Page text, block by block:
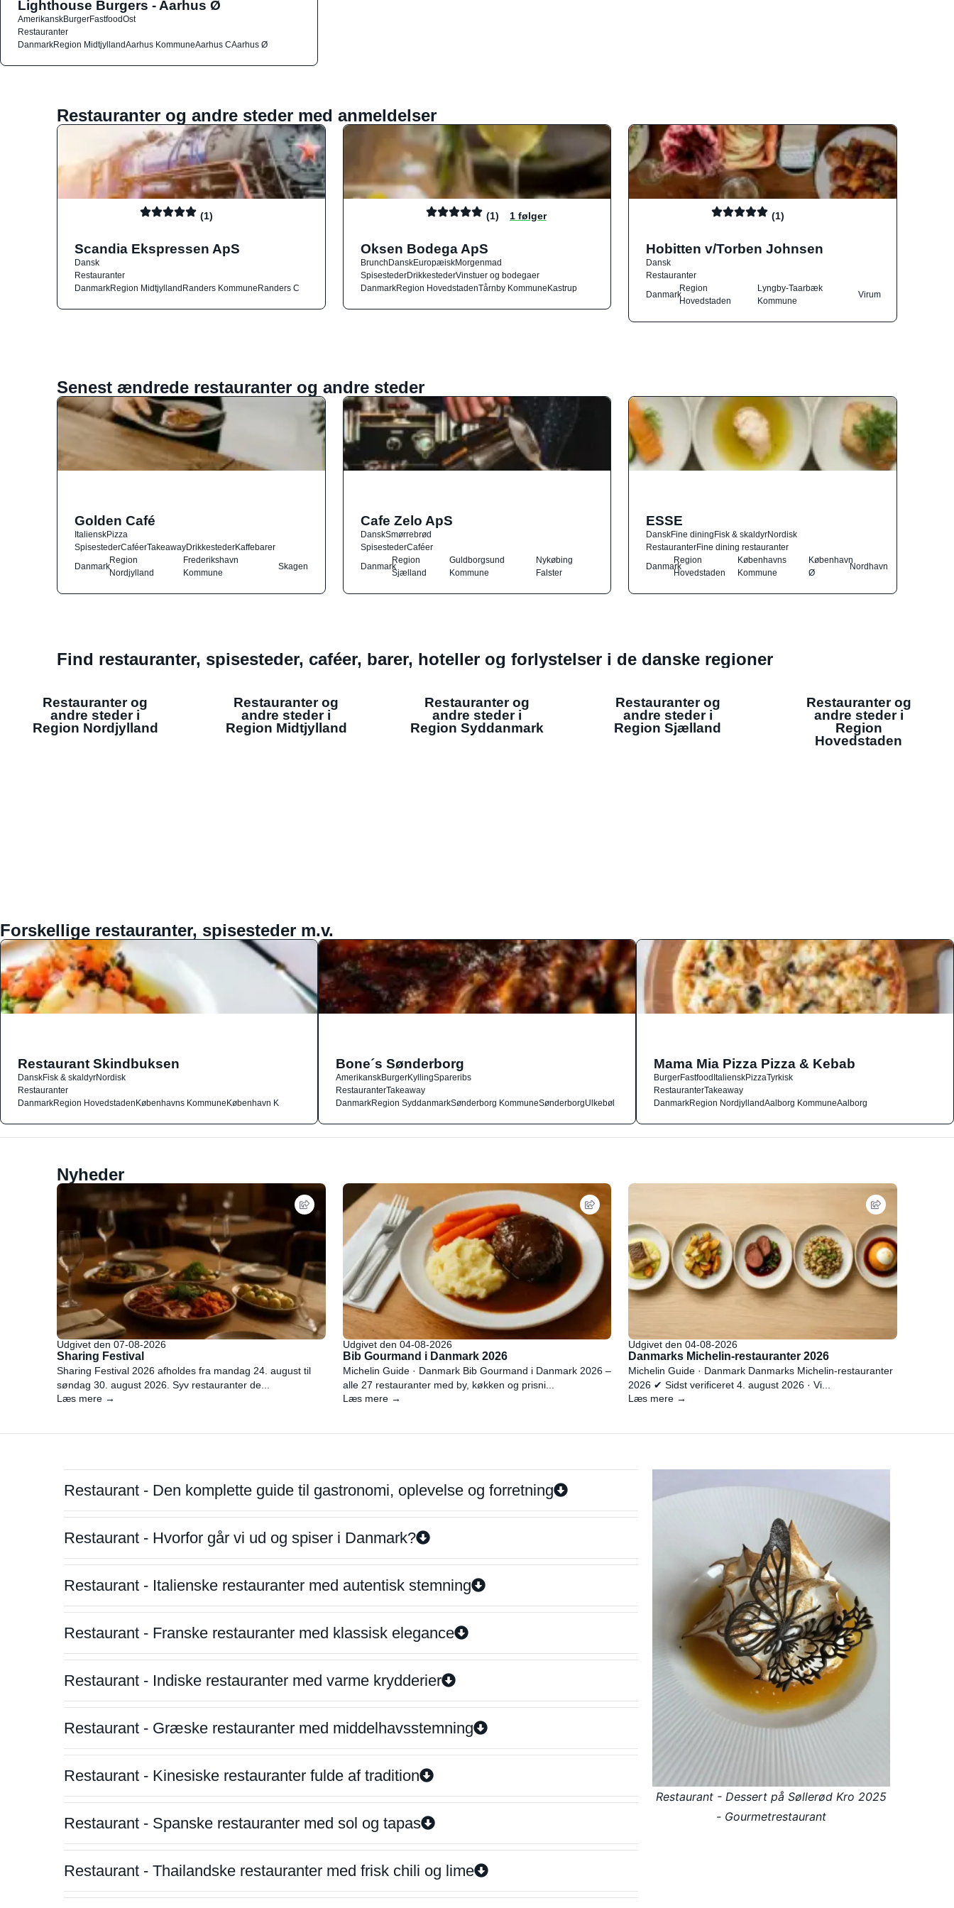
Lighthouse Burgers - Aarhus Ø
AmerikanskBurgerFastfoodOst
Restauranter
DanmarkRegion MidtjyllandAarhus KommuneAarhus CAarhus Ø
Restauranter og andre steder med anmeldelser
(1)
Scandia Ekspressen ApS
Dansk
Restauranter
DanmarkRegion MidtjyllandRanders KommuneRanders C
(1) 1 følger
Oksen Bodega ApS
BrunchDanskEuropæiskMorgenmad
SpisestederDrikkestederVinstuer og bodegaer
DanmarkRegion HovedstadenTårnby KommuneKastrup
(1)
Hobitten v/Torben Johnsen
Dansk
Restauranter
Danmark
Region
Hovedstaden
Lyngby-Taarbæk
Kommune
Virum
Senest ændrede restauranter og andre steder
Golden Café
ItalienskPizza
SpisestederCaféerTakeawayDrikkestederKaffebarer
Danmark
Region
Nordjylland
Frederikshavn
Kommune
Skagen
Cafe Zelo ApS
DanskSmørrebrød
SpisestederCaféer
Danmark
Region
Sjælland
Guldborgsund
Kommune
Nykøbing
Falster
ESSE
DanskFine diningFisk & skaldyrNordisk
RestauranterFine dining restauranter
Danmark
Region
Hovedstaden
Københavns
Kommune
København
Ø
Nordhavn
Find restauranter, spisesteder, caféer, barer, hoteller og forlystelser i de danske regioner
Restauranter og
andre steder i
Region Nordjylland
Restauranter og
andre steder i
Region Midtjylland
Restauranter og
andre steder i
Region Syddanmark
Restauranter og
andre steder i
Region Sjælland
Restauranter og
andre steder i
Region
Hovedstaden
Forskellige restauranter, spisesteder m.v.
Restaurant Skindbuksen
DanskFisk & skaldyrNordisk
Restauranter
DanmarkRegion HovedstadenKøbenhavns KommuneKøbenhavn K
Bone´s Sønderborg
AmerikanskBurgerKyllingSpareribs
RestauranterTakeaway
DanmarkRegion SyddanmarkSønderborg KommuneSønderborgUlkebøl
Mama Mia Pizza Pizza & Kebab
BurgerFastfoodItalienskPizzaTyrkisk
RestauranterTakeaway
DanmarkRegion NordjyllandAalborg KommuneAalborg
Nyheder
Udgivet den 07-08-2026
Sharing Festival
Sharing Festival 2026 afholdes fra mandag 24. august til
søndag 30. august 2026. Syv restauranter de...
Læs mere →
Udgivet den 04-08-2026
Bib Gourmand i Danmark 2026
Michelin Guide · Danmark Bib Gourmand i Danmark 2026 –
alle 27 restauranter med by, køkken og prisni...
Læs mere →
Udgivet den 04-08-2026
Danmarks Michelin-restauranter 2026
Michelin Guide · Danmark Danmarks Michelin-restauranter
2026 ✔ Sidst verificeret 4. august 2026 · Vi...
Læs mere →
Restaurant - Den komplette guide til gastronomi, oplevelse og forretning
Restaurant - Hvorfor går vi ud og spiser i Danmark?
Restaurant - Italienske restauranter med autentisk stemning
Restaurant - Franske restauranter med klassisk elegance
Restaurant - Indiske restauranter med varme krydderier
Restaurant - Græske restauranter med middelhavsstemning
Restaurant - Kinesiske restauranter fulde af tradition
Restaurant - Spanske restauranter med sol og tapas
Restaurant - Thailandske restauranter med frisk chili og lime
Restaurant - Dessert på Søllerød Kro 2025
- Gourmetrestaurant